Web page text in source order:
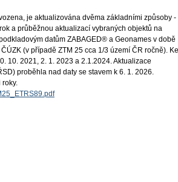
je aktualizována dvěma základními způsoby -
a průběžnou aktualizací vybraných objektů na
datům ZABAGED® a Geonames v době
(v případě ZTM 25 cca 1/3 území ČR ročně). Ke
10. 2021, 2. 1. 2023 a 2.1.2024. Aktualizace
proběhla nad daty se stavem k 6. 1. 2026.
roky.